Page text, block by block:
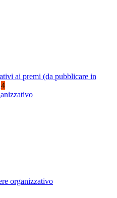
ai premi (da pubblicare in
4
organizzativo